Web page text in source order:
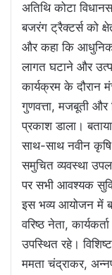
अतिथि कोटा
बजरंग ट्रैक्टर्स को
और कहा कि
लागत घटाने और
कार्यक्रम के दौरान
गुणवत्ता, मजबूती और
प्रकाश डाला।
साथ-साथ नवीन कृषि
समुचित व्यवस्था
पर सभी आवश्यक
इस भव्य आयोजन में
वरिष्ठ नेता,
उपस्थित रहे।
ममता चंद्राकर,